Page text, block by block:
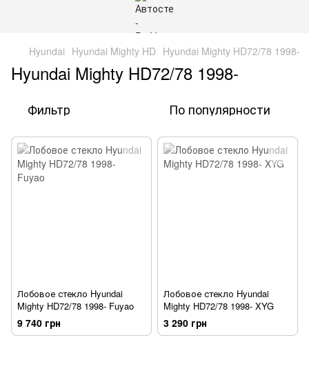
Hyundai Hyundai Mighty HD Hyundai Mighty HD72/78 1998-
Hyundai Mighty HD72/78 1998-
Фильтр По популярности
Лобовое стекло Hyundai
Mighty HD72/78 1998- Fuyao
9 740 грн
Лобовое стекло Hyundai
Mighty HD72/78 1998- XYG
3 290 грн